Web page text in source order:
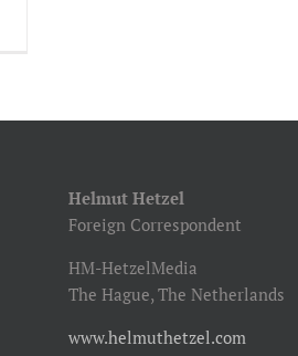
Helmut Hetzel
Foreign Correspondent
HM-HetzelMedia
The Hague, The Netherlands
www.helmuthetzel.com